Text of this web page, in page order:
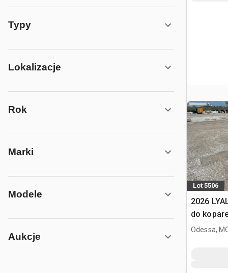
Typy
Lokalizacje
Rok
Marki
Modele
Aukcje
Lot 5506
2026
do
Odessa,